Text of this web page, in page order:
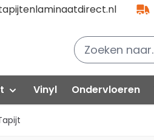
Vinyl Ondervloeren